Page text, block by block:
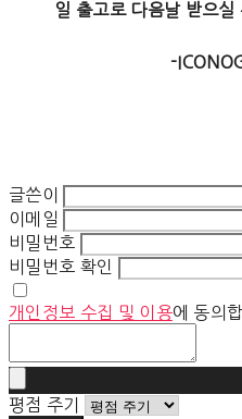
일 출고로 다음날 받으
-
글쓴이
이메일
비밀번호
비밀번호 확인
개인정보 수집 및 이용에 동의
평점 주기